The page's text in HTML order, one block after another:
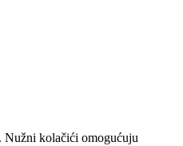
Nužni kolačići omogućuju